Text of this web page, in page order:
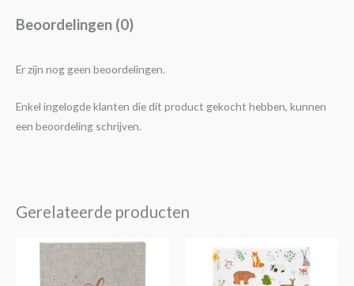
Beoordelingen (0)
Er zijn nog geen beoordelingen.
Enkel ingelogde klanten die dit product gekocht hebben, kunnen
een beoordeling schrijven.
Gerelateerde producten